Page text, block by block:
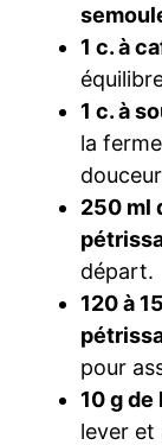
1 c. à
1 c. à
la
250 ml
départ.
120 à
pour
10 g
lever et